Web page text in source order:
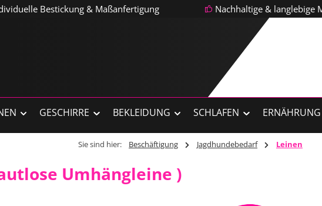
Bestickung & Maßanfertigung Nachhaltige & langlebige
GESCHIRRE BEKLEIDUNG SCHLAFEN ERNÄHRUNG
Sie sind hier: Beschäftigung Jagdhundebedarf Leinen
Umhängleine )